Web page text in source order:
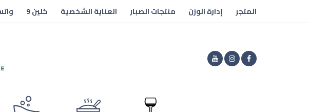
المتجر إدارة الوزن منتجات الصبار العناية الشخصية كلين 9